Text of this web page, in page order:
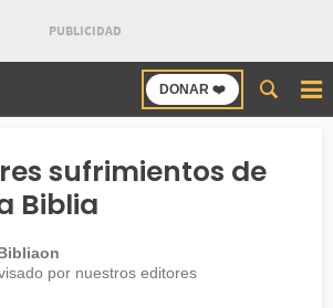
DONAR ❤️
sufrimientos de
Biblia
por nuestros editores